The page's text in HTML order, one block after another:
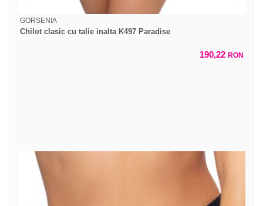
GORSENIA
Chilot clasic cu talie inalta K497 Paradise
190,22 RON